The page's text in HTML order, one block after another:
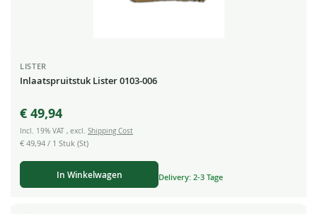
LISTER
Inlaatspruitstuk Lister 0103-006
€ 49,94
Incl. 19% VAT , excl. Shipping Cost
€ 49,94 / 1 Stuk (St)
In Winkelwagen Delivery: 2-3 Tage